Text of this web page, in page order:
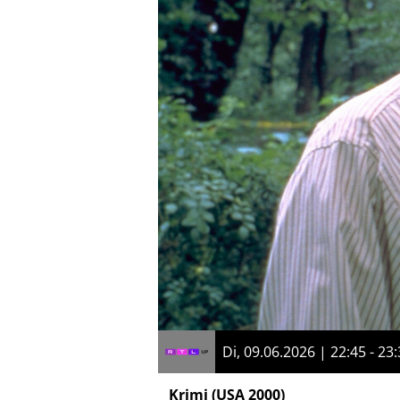
Di, 09.06.2026 | 22:45 -
Krimi (USA 2000)